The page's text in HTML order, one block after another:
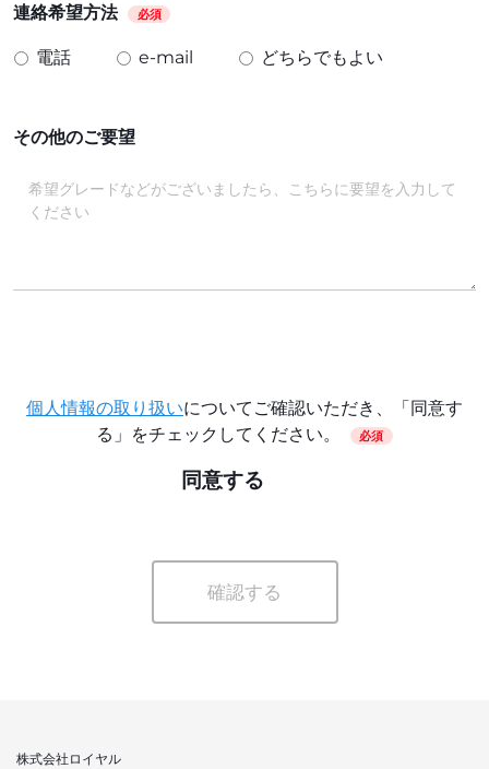
連絡希望方法 必須
電話 e-mail どちらでもよい
その他のご要望
個人情報の取り扱いについてご確認いただき、「同意す
る」をチェックしてください。
必須
同意する
確認する
株式会社ロイヤル